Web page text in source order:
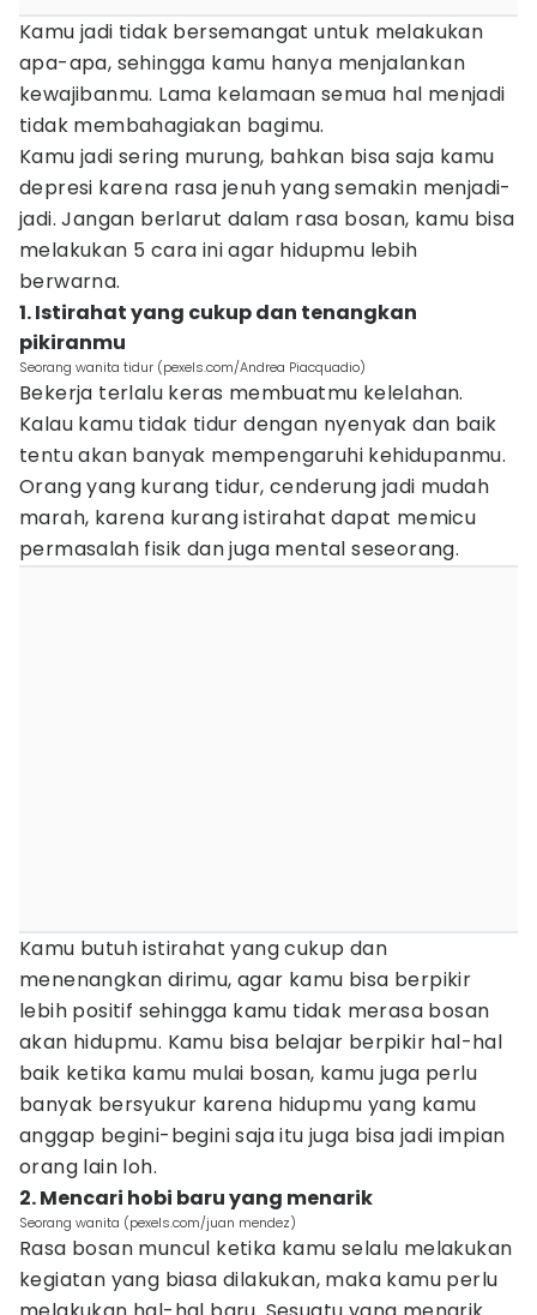
Kamu jadi tidak bersemangat untuk melakukan
apa-apa, sehingga kamu hanya menjalankan
kewajibanmu. Lama kelamaan semua hal menjadi
tidak membahagiakan bagimu.
Kamu jadi sering murung, bahkan bisa saja kamu
depresi karena rasa jenuh yang semakin menjadi-
jadi. Jangan berlarut dalam rasa bosan, kamu bisa
melakukan 5 cara ini agar hidupmu lebih
berwarna.
1. Istirahat yang cukup dan tenangkan
pikiranmu
Seorang wanita tidur (pexels.com/Andrea Piacquadio)
Bekerja terlalu keras membuatmu kelelahan.
Kalau kamu tidak tidur dengan nyenyak dan baik
tentu akan banyak mempengaruhi kehidupanmu.
Orang yang kurang tidur, cenderung jadi mudah
marah, karena kurang istirahat dapat memicu
permasalah fisik dan juga mental seseorang.
Kamu butuh istirahat yang cukup dan
menenangkan dirimu, agar kamu bisa berpikir
lebih positif sehingga kamu tidak merasa bosan
akan hidupmu. Kamu bisa belajar berpikir hal-hal
baik ketika kamu mulai bosan, kamu juga perlu
banyak bersyukur karena hidupmu yang kamu
anggap begini-begini saja itu juga bisa jadi impian
orang lain loh.
2. Mencari hobi baru yang menarik
Seorang wanita (pexels.com/juan mendez)
Rasa bosan muncul ketika kamu selalu melakukan
kegiatan yang biasa dilakukan, maka kamu perlu